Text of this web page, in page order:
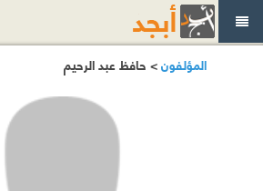
المؤلفون> حافظ عبد الرحيم